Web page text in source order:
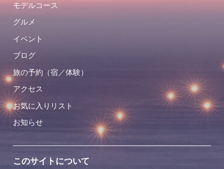
モデルコース
グルメ
イベント
ブログ
旅の予約（宿／体験）
アクセス
お気に入りリスト
お知らせ
このサイトについて